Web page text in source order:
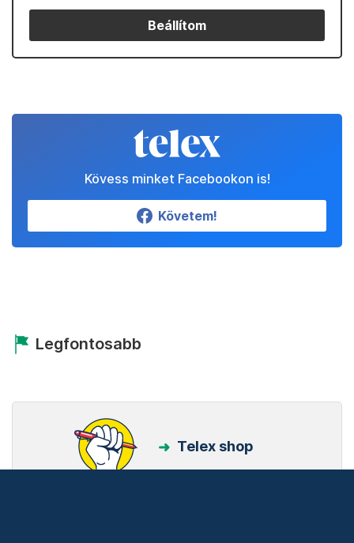
Beállítom
Kövess minket Facebookon is!
Követem!
Legfontosabb
Telex shop